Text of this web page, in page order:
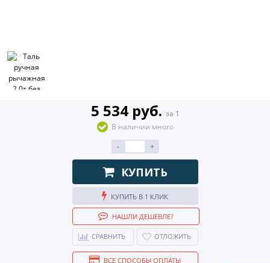
5 534 руб. за 1
В наличии много
-
+
КУПИТЬ
КУПИТЬ В 1 КЛИК
НАШЛИ ДЕШЕВЛЕ?
СРАВНИТЬ ОТЛОЖИТЬ
ВСЕ СПОСОБЫ ОПЛАТЫ